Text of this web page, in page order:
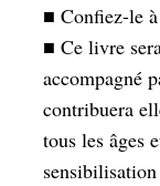
■ Confiez-le
■ Ce livre
accompagné
contribuera
tous les âges